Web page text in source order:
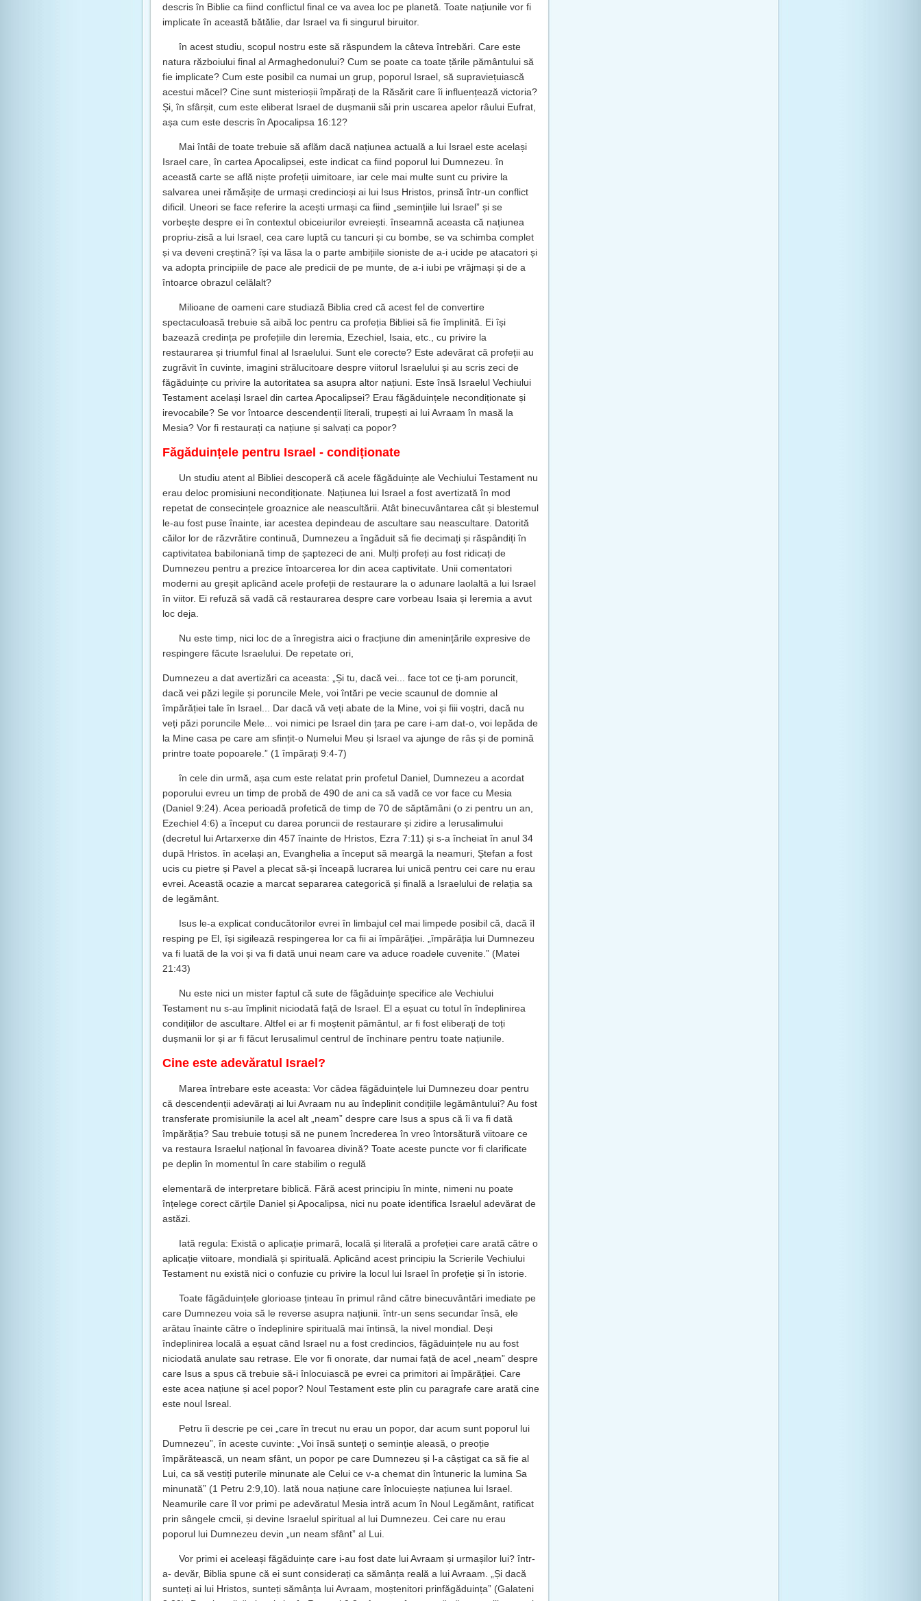
descris în Biblie ca fiind conflictul final ce va avea loc pe planetă. Toate națiunile vor fi
implicate în această bătălie, dar Israel va fi singurul biruitor.
în acest studiu, scopul nostru este să răspundem la câteva întrebări. Care este
natura războiului final al Armaghedonului? Cum se poate ca toate țările pământului să
fie implicate? Cum este posibil ca numai un grup, poporul Israel, să supraviețuiască
acestui măcel? Cine sunt misterioșii împărați de la Răsărit care îi influențează victoria?
Și, în sfârșit, cum este eliberat Israel de dușmanii săi prin uscarea apelor râului Eufrat,
așa cum este descris în Apocalipsa 16:12?
Mai întâi de toate trebuie să aflăm dacă națiunea actuală a lui Israel este același
Israel care, în cartea Apocalipsei, este indicat ca fiind poporul lui Dumnezeu. în
această carte se află niște profeții uimitoare, iar cele mai multe sunt cu privire la
salvarea unei rămășițe de urmași credincioși ai lui Isus Hristos, prinsă într-un conflict
dificil. Uneori se face referire la acești urmași ca fiind „semințiile lui Israel” și se
vorbește despre ei în contextul obiceiurilor evreiești. înseamnă aceasta că națiunea
propriu-zisă a lui Israel, cea care luptă cu tancuri și cu bombe, se va schimba complet
și va deveni creștină? își va lăsa la o parte ambițiile sioniste de a-i ucide pe atacatori și
va adopta principiile de pace ale predicii de pe munte, de a-i iubi pe vrăjmași și de a
întoarce obrazul celălalt?
Milioane de oameni care studiază Biblia cred că acest fel de convertire
spectaculoasă trebuie să aibă loc pentru ca profeția Bibliei să fie împlinită. Ei își
bazează credința pe profețiile din Ieremia, Ezechiel, Isaia, etc., cu privire la
restaurarea și triumful final al Israelului. Sunt ele corecte? Este adevărat că profeții au
zugrăvit în cuvinte, imagini strălucitoare despre viitorul Israelului și au scris zeci de
făgăduințe cu privire la autoritatea sa asupra altor națiuni. Este însă Israelul Vechiului
Testament același Israel din cartea Apocalipsei? Erau făgăduințele necondiționate și
irevocabile? Se vor întoarce descendenții literali, trupești ai lui Avraam în masă la
Mesia? Vor fi restaurați ca națiune și salvați ca popor?
Făgăduințele pentru Israel - condiționate
Un studiu atent al Bibliei descoperă că acele făgăduințe ale Vechiului Testament nu
erau deloc promisiuni necondiționate. Națiunea lui Israel a fost avertizată în mod
repetat de consecințele groaznice ale neascultării. Atât binecuvântarea cât și blestemul
le-au fost puse înainte, iar acestea depindeau de ascultare sau neascultare. Datorită
căilor lor de răzvrătire continuă, Dumnezeu a îngăduit să fie decimați și răspândiți în
captivitatea babiloniană timp de șaptezeci de ani. Mulți profeți au fost ridicați de
Dumnezeu pentru a prezice întoarcerea lor din acea captivitate. Unii comentatori
moderni au greșit aplicând acele profeții de restaurare la o adunare laolaltă a lui Israel
în viitor. Ei refuză să vadă că restaurarea despre care vorbeau Isaia și Ieremia a avut
loc deja.
Nu este timp, nici loc de a înregistra aici o fracțiune din amenințările expresive de
respingere făcute Israelului. De repetate ori,
Dumnezeu a dat avertizări ca aceasta: „Și tu, dacă vei... face tot ce ți-am poruncit,
dacă vei păzi legile și poruncile Mele, voi întări pe vecie scaunul de domnie al
împărăției tale în Israel... Dar dacă vă veți abate de la Mine, voi și fiii voștri, dacă nu
veți păzi poruncile Mele... voi nimici pe Israel din țara pe care i-am dat-o, voi lepăda de
la Mine casa pe care am sfințit-o Numelui Meu și Israel va ajunge de râs și de pomină
printre toate popoarele.” (1 împărați 9:4-7)
în cele din urmă, așa cum este relatat prin profetul Daniel, Dumnezeu a acordat
poporului evreu un timp de probă de 490 de ani ca să vadă ce vor face cu Mesia
(Daniel 9:24). Acea perioadă profetică de timp de 70 de săptămâni (o zi pentru un an,
Ezechiel 4:6) a început cu darea poruncii de restaurare și zidire a Ierusalimului
(decretul lui Artarxerxe din 457 înainte de Hristos, Ezra 7:11) și s-a încheiat în anul 34
după Hristos. în același an, Evanghelia a început să meargă la neamuri, Ștefan a fost
ucis cu pietre și Pavel a plecat să-și înceapă lucrarea lui unică pentru cei care nu erau
evrei. Această ocazie a marcat separarea categorică și finală a Israelului de relația sa
de legământ.
Isus le-a explicat conducătorilor evrei în limbajul cel mai limpede posibil că, dacă îl
resping pe El, își sigilează respingerea lor ca fii ai împărăției. „împărăția lui Dumnezeu
va fi luată de la voi și va fi dată unui neam care va aduce roadele cuvenite.” (Matei
21:43)
Nu este nici un mister faptul că sute de făgăduințe specifice ale Vechiului
Testament nu s-au împlinit niciodată față de Israel. El a eșuat cu totul în îndeplinirea
condițiilor de ascultare. Altfel ei ar fi moștenit pământul, ar fi fost eliberați de toți
dușmanii lor și ar fi făcut Ierusalimul centrul de închinare pentru toate națiunile.
Cine este adevăratul Israel?
Marea întrebare este aceasta: Vor cădea făgăduințele lui Dumnezeu doar pentru
că descendenții adevărați ai lui Avraam nu au îndeplinit condițiile legământului? Au fost
transferate promisiunile la acel alt „neam” despre care Isus a spus că îi va fi dată
împărăția? Sau trebuie totuși să ne punem încrederea în vreo întorsătură viitoare ce
va restaura Israelul național în favoarea divină? Toate aceste puncte vor fi clarificate
pe deplin în momentul în care stabilim o regulă
elementară de interpretare biblică. Fără acest principiu în minte, nimeni nu poate
înțelege corect cărțile Daniel și Apocalipsa, nici nu poate identifica Israelul adevărat de
astăzi.
Iată regula: Există o aplicație primară, locală și literală a profeției care arată către o
aplicație viitoare, mondială și spirituală. Aplicând acest principiu la Scrierile Vechiului
Testament nu există nici o confuzie cu privire la locul lui Israel în profeție și în istorie.
Toate făgăduințele glorioase ținteau în primul rând către binecuvântări imediate pe
care Dumnezeu voia să le reverse asupra națiunii. într-un sens secundar însă, ele
arătau înainte către o îndeplinire spirituală mai întinsă, la nivel mondial. Deși
îndeplinirea locală a eșuat când Israel nu a fost credincios, făgăduințele nu au fost
niciodată anulate sau retrase. Ele vor fi onorate, dar numai față de acel „neam” despre
care Isus a spus că trebuie să-i înlocuiască pe evrei ca primitori ai împărăției. Care
este acea națiune și acel popor? Noul Testament este plin cu paragrafe care arată cine
este noul Isreal.
Petru îi descrie pe cei „care în trecut nu erau un popor, dar acum sunt poporul lui
Dumnezeu”, în aceste cuvinte: „Voi însă sunteți o seminție aleasă, o preoție
împărătească, un neam sfânt, un popor pe care Dumnezeu și l-a câștigat ca să fie al
Lui, ca să vestiți puterile minunate ale Celui ce v-a chemat din întuneric la lumina Sa
minunată” (1 Petru 2:9,10). Iată noua națiune care înlocuiește națiunea lui Israel.
Neamurile care îl vor primi pe adevăratul Mesia intră acum în Noul Legământ, ratificat
prin sângele cmcii, și devine Israelul spiritual al lui Dumnezeu. Cei care nu erau
poporul lui Dumnezeu devin „un neam sfânt” al Lui.
Vor primi ei aceleași făgăduințe care i-au fost date lui Avraam și urmașilor lui? într-
a- devăr, Biblia spune că ei sunt considerați ca sămânța reală a lui Avraam. „Și dacă
sunteți ai lui Hristos, sunteți sămânța lui Avraam, moștenitori prinfăgăduința” (Galateni